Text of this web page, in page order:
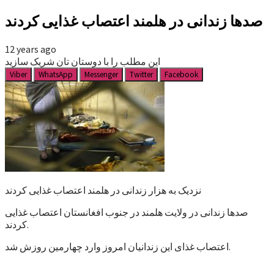
صدها زندانی در هلمند اعتصاب غذایی کردند
12 years ago
این مطلب را با دوستان تان شریک سازید
Viber WhatsApp Messenger Twitter Facebook
نزدیک به هزار زندانی در هلمند اعتصاب غذایی کردند
صدها زندانی در ولایت هلمند در جنوب افغانستان اعتصاب غذایی
کردند.
اعتصاب غذای این زندانیان امروز وارد چهارمین روزش شد.